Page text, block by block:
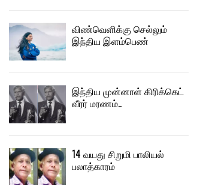
விண்வெளிக்கு செல்லும்
இந்திய இளம்பெண்
இந்திய முன்னாள் கிரிக்கெட்
வீரர் மரணம்..
14 வயது சிறுமி பாலியல்
பலாத்காரம்